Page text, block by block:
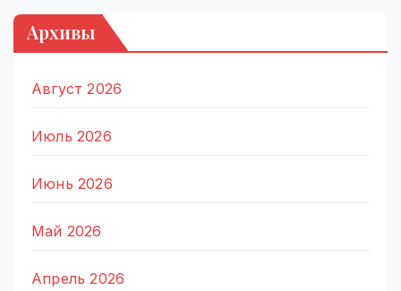
Архивы
Август 2026
Июль 2026
Июнь 2026
Май 2026
Апрель 2026